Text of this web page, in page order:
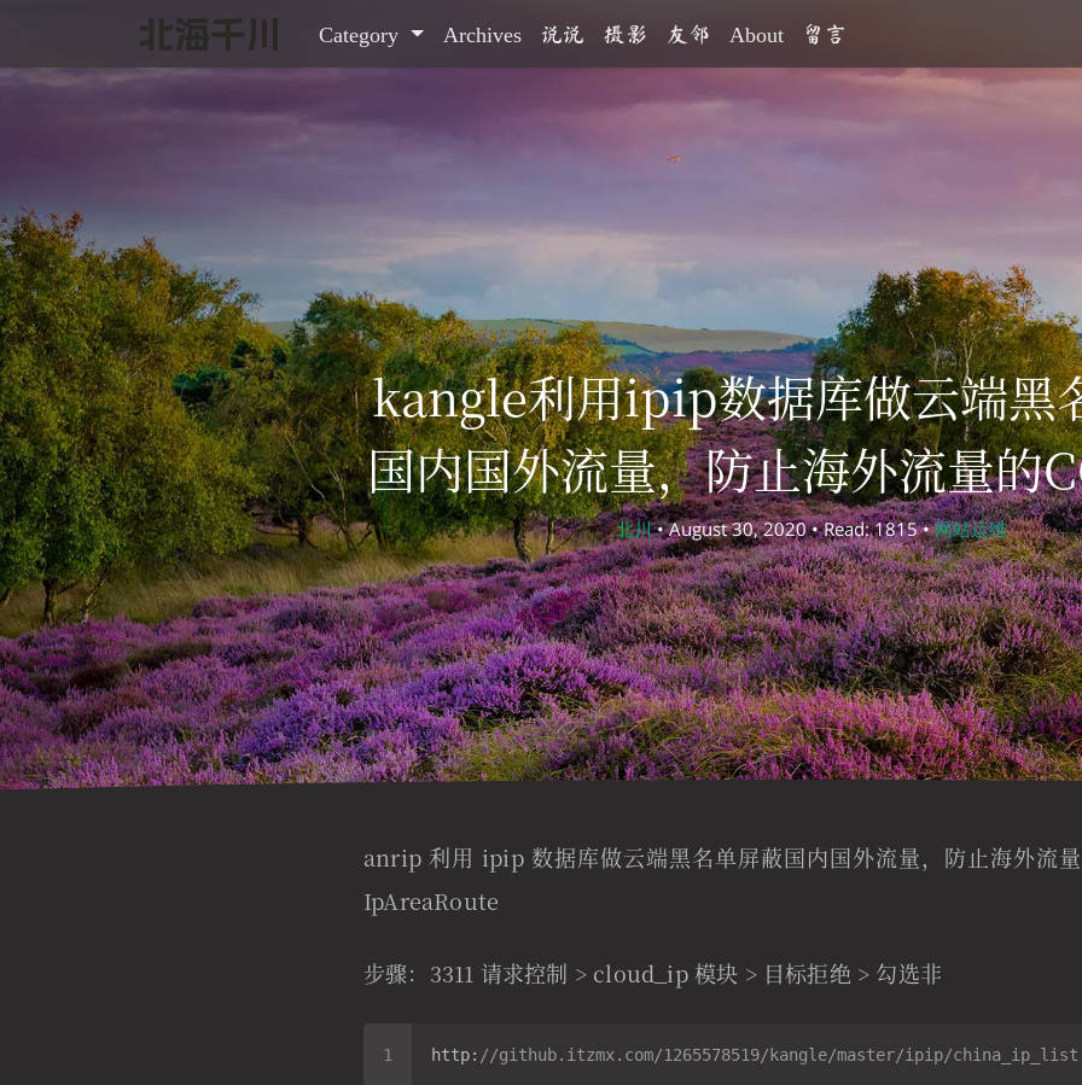
Category Archives 说说 摄影 友邻 About 留言
kangle利用ipip数据库做云端黑
国内国外流量，防止海外流量的
北川• August 30, 2020 • Read: 1815 •网站运维
anrip 利用 ipip 数据库做云端黑名单屏蔽国内国外流量，防止海外流
IpAreaRoute
步骤：3311 请求控制 > cloud_ip 模块 > 目标拒绝 > 勾选非
http: //github.itzmx.com/1265578519/kangle/master/ipip/